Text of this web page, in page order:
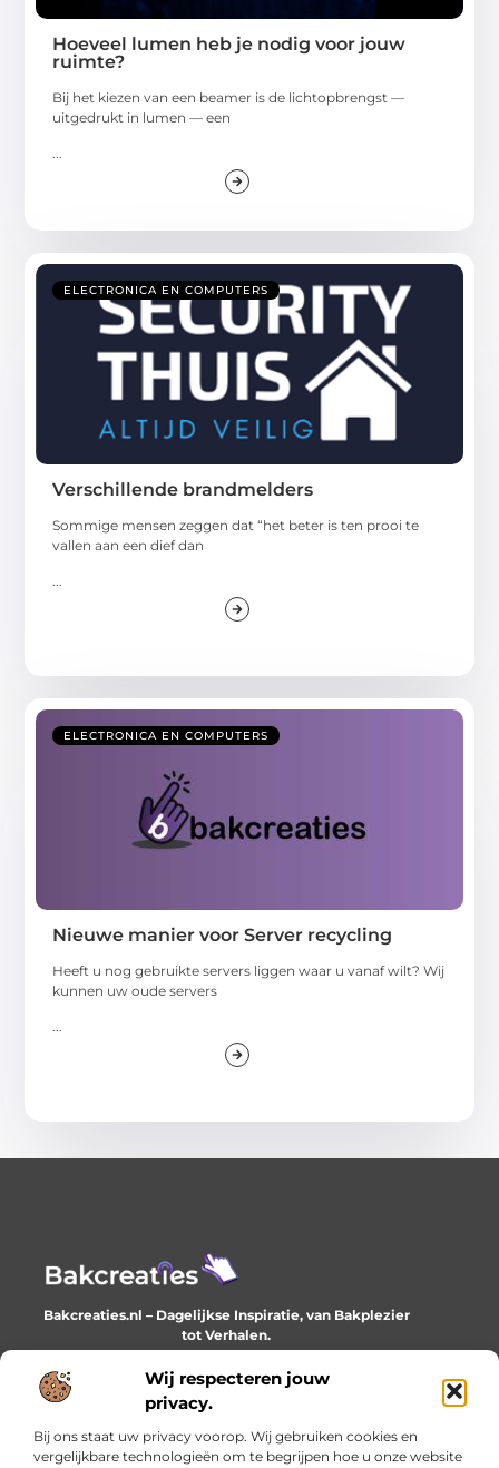
Wij respecteren jouw
privacy.
Bij ons staat uw privacy voorop. Wij gebruiken cookies en
vergelijkbare technologieën om te begrijpen hoe u onze website
Hoeveel lumen heb je nodig voor jouw
ruimte?
Bij het kiezen van een beamer is de lichtopbrengst —
uitgedrukt in lumen — een
ELECTRONICA EN COMPUTERS
Verschillende brandmelders
Sommige mensen zeggen dat “het beter is ten prooi te
vallen aan een dief dan
ELECTRONICA EN COMPUTERS
Nieuwe manier voor Server recycling
Heeft u nog gebruikte servers liggen waar u vanaf wilt? Wij
kunnen uw oude servers
Bakcreaties.nl – Dagelijkse Inspiratie, van Bakplezier
tot Verhalen.
Ontdek unieke en creatieve verhalen die je elke dag
verrijken en inspireren.